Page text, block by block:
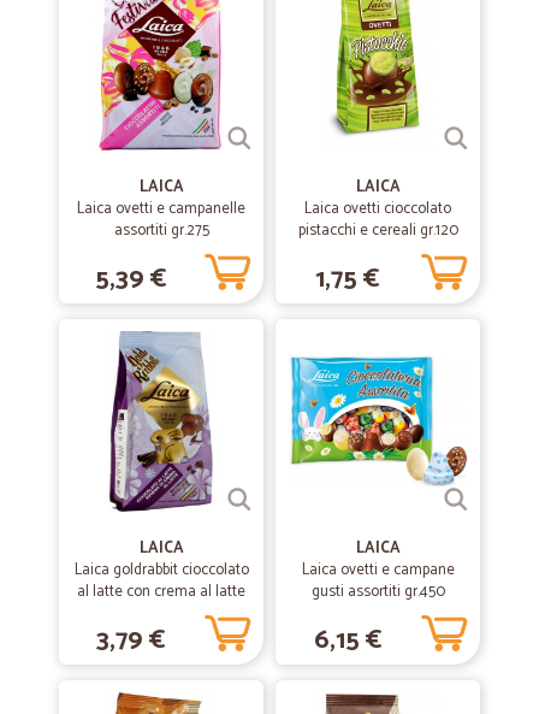
—Alessandro F.
ottimo tempi di consegna rispettati , imballaggio PERFETTO !
prodotti ottimi arrivati velocemente.
prodotti ottimi arrivati velocemente.
Servizio veloce personale contattato…
Servizio veloce personale contattato telefonicamente gentile e
competente ...sarebbe meglio poter fare gli ordini senza registrarsi nn
passando necessariamente x accaunt
04/11/2019
—Adele S.
Servizio impeccabile!
Servizio impeccabile!
27/08/2019
Carmelo M.
Ottimo in tutto
LAICA
Laica ovetti e campanelle
assortiti gr.275
5,39 €
LAICA
Laica ovetti cioccolato
pistacchi e cereali gr.120
1,75 €
LAICA
Laica goldrabbit cioccolato
al latte con crema al latte
3,79 €
LAICA
Laica ovetti e campane
gusti assortiti gr.450
6,15 €